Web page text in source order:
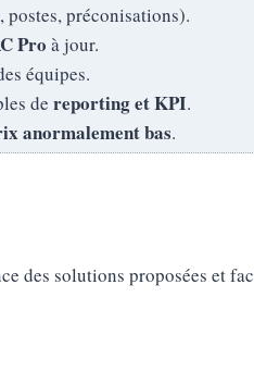
postes, préconisations).
Pro à jour.
équipes.
de reporting et KPI.
anormalement bas.
des solutions proposées et